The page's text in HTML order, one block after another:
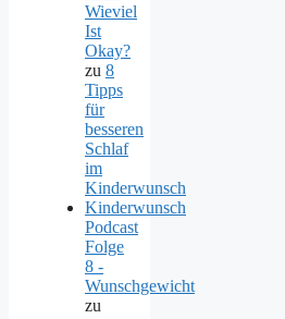
Wieviel
Ist
Okay?
zu 8
Tipps
für
besseren
Schlaf
im
Kinderwunsch
Kinderwunsch
Podcast
Folge
8 -
Wunschgewicht
zu